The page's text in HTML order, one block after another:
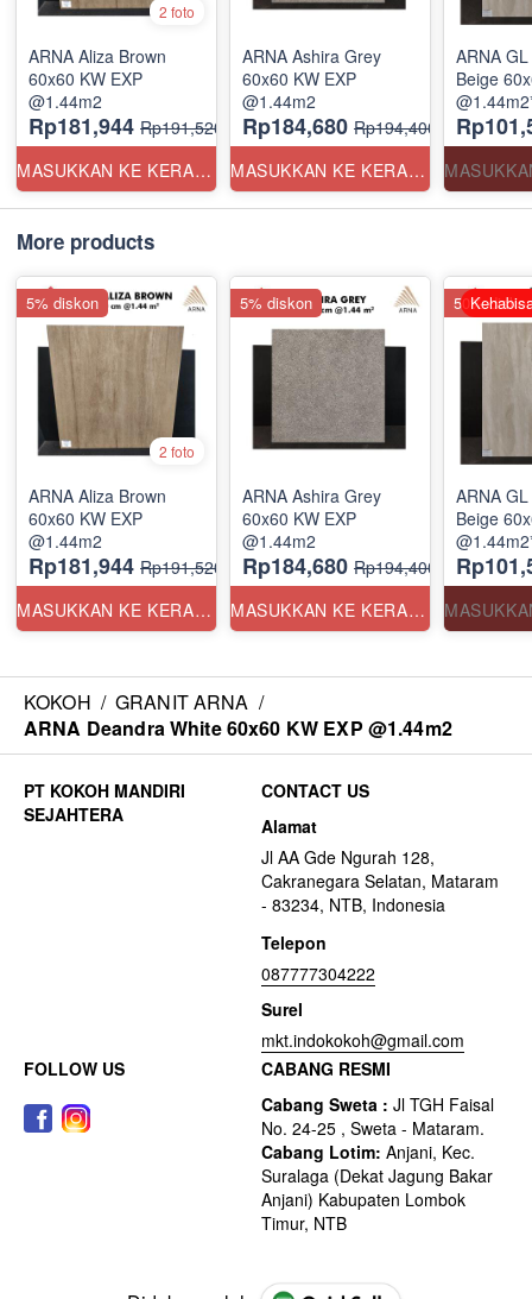
2 foto
ARNA Aliza Brown
60x60 KW EXP
@1.44m2
Rp181,944 Rp191,520
MASUKKAN KE KERANJANG
ARNA Ashira Grey
60x60 KW EXP
@1.44m2
Rp184,680 Rp194,400
MASUKKAN KE KERANJANG
ARNA
Beige
More products
2 foto
ARNA Aliza Brown
60x60 KW EXP
@1.44m2
Rp181,944 Rp191,520
MASUKKAN KE KERANJANG
5% diskon
ARNA Ashira Grey
60x60 KW EXP
@1.44m2
Rp184,680 Rp194,400
MASUKKAN KE KERANJANG
5% diskon
ARNA
Beige
50%
KOKOH / GRANIT ARNA /
ARNA Deandra White 60x60 KW EXP @1.44m2
CONTACT US
Alamat
Jl AA Gde Ngurah 128,
Cakranegara Selatan, Mataram
- 83234, NTB, Indonesia
Telepon
087777304222
Surel
mkt.indokokoh@gmail.com
FOLLOW US
CABANG RESMI